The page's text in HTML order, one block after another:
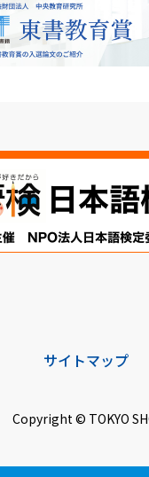
サイトマップ
Copyright © TOKYO